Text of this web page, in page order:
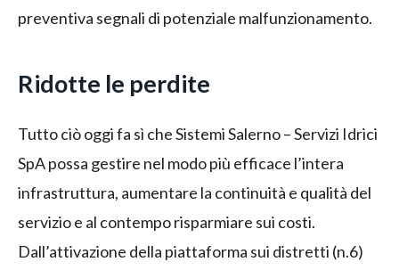
preventiva segnali di potenziale malfunzionamento.
Ridotte le perdite
Tutto ciò oggi fa sì che Sistemi Salerno – Servizi Idrici
SpA possa gestire nel modo più efficace l’intera
infrastruttura, aumentare la continuità e qualità del
servizio e al contempo risparmiare sui costi.
Dall’attivazione della piattaforma sui distretti (n.6)